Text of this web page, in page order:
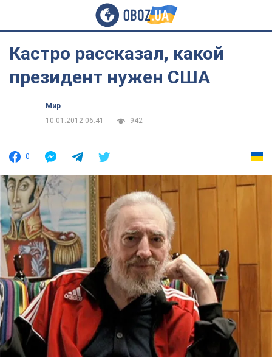
Кастро рассказал, какой
президент нужен США
Мир
10.01.2012 06:41
942
0